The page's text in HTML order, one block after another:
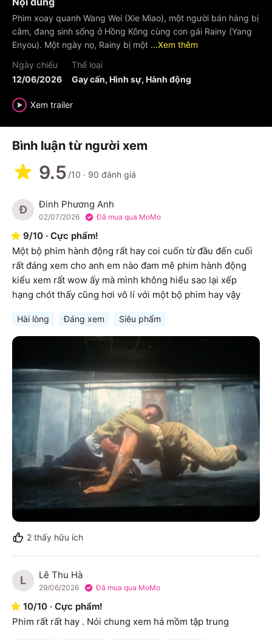
Phim xoay quanh Wang Wei (Xie Miao), một người bán hàng bị
câm, đang sinh sống ở Hồng Kông cùng con gái Rainy (Yang
Enyou). Một ngày nọ, Rainy bị một ...Xem thêm
Ngày chiếu
12/06/2026
Thể loại
Gay cấn, Hình sự, Hành động
Xem trailer
Bình luận từ người xem
9.5 /10 · 90 đánh giá
Đ Đinh Phương Anh
02/07/2026 Đã mua qua MoMo
9/10 · Cực phẩm!
Một bộ phim hành động rất hay coi cuốn từ đầu đến cuối
rất đáng xem cho anh em nào đam mê phim hành động
kiểu xem rất wow ấy mà mình không hiểu sao lại xếp
hạng chót thấy cũng hơi vô lí với một bộ phim hay vậy
Hài lòng Đáng xem Siêu phẩm
2 thấy hữu ích
L Lê Thu Hà
29/06/2026 Đã mua qua MoMo
10/10 · Cực phẩm!
Phim rất rất hay . Nói chung xem há mồm tập trung